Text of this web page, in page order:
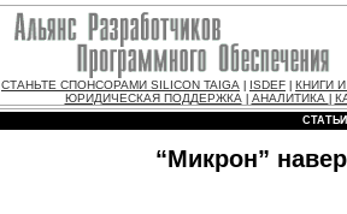
СТАНЬТЕ СПОНСОРАМИ SILICON TAIGA ISDEF КНИГИ И
ЮРИДИЧЕСКАЯ ПОДДЕРЖКА| АНАЛИТИКА
“Микрон”